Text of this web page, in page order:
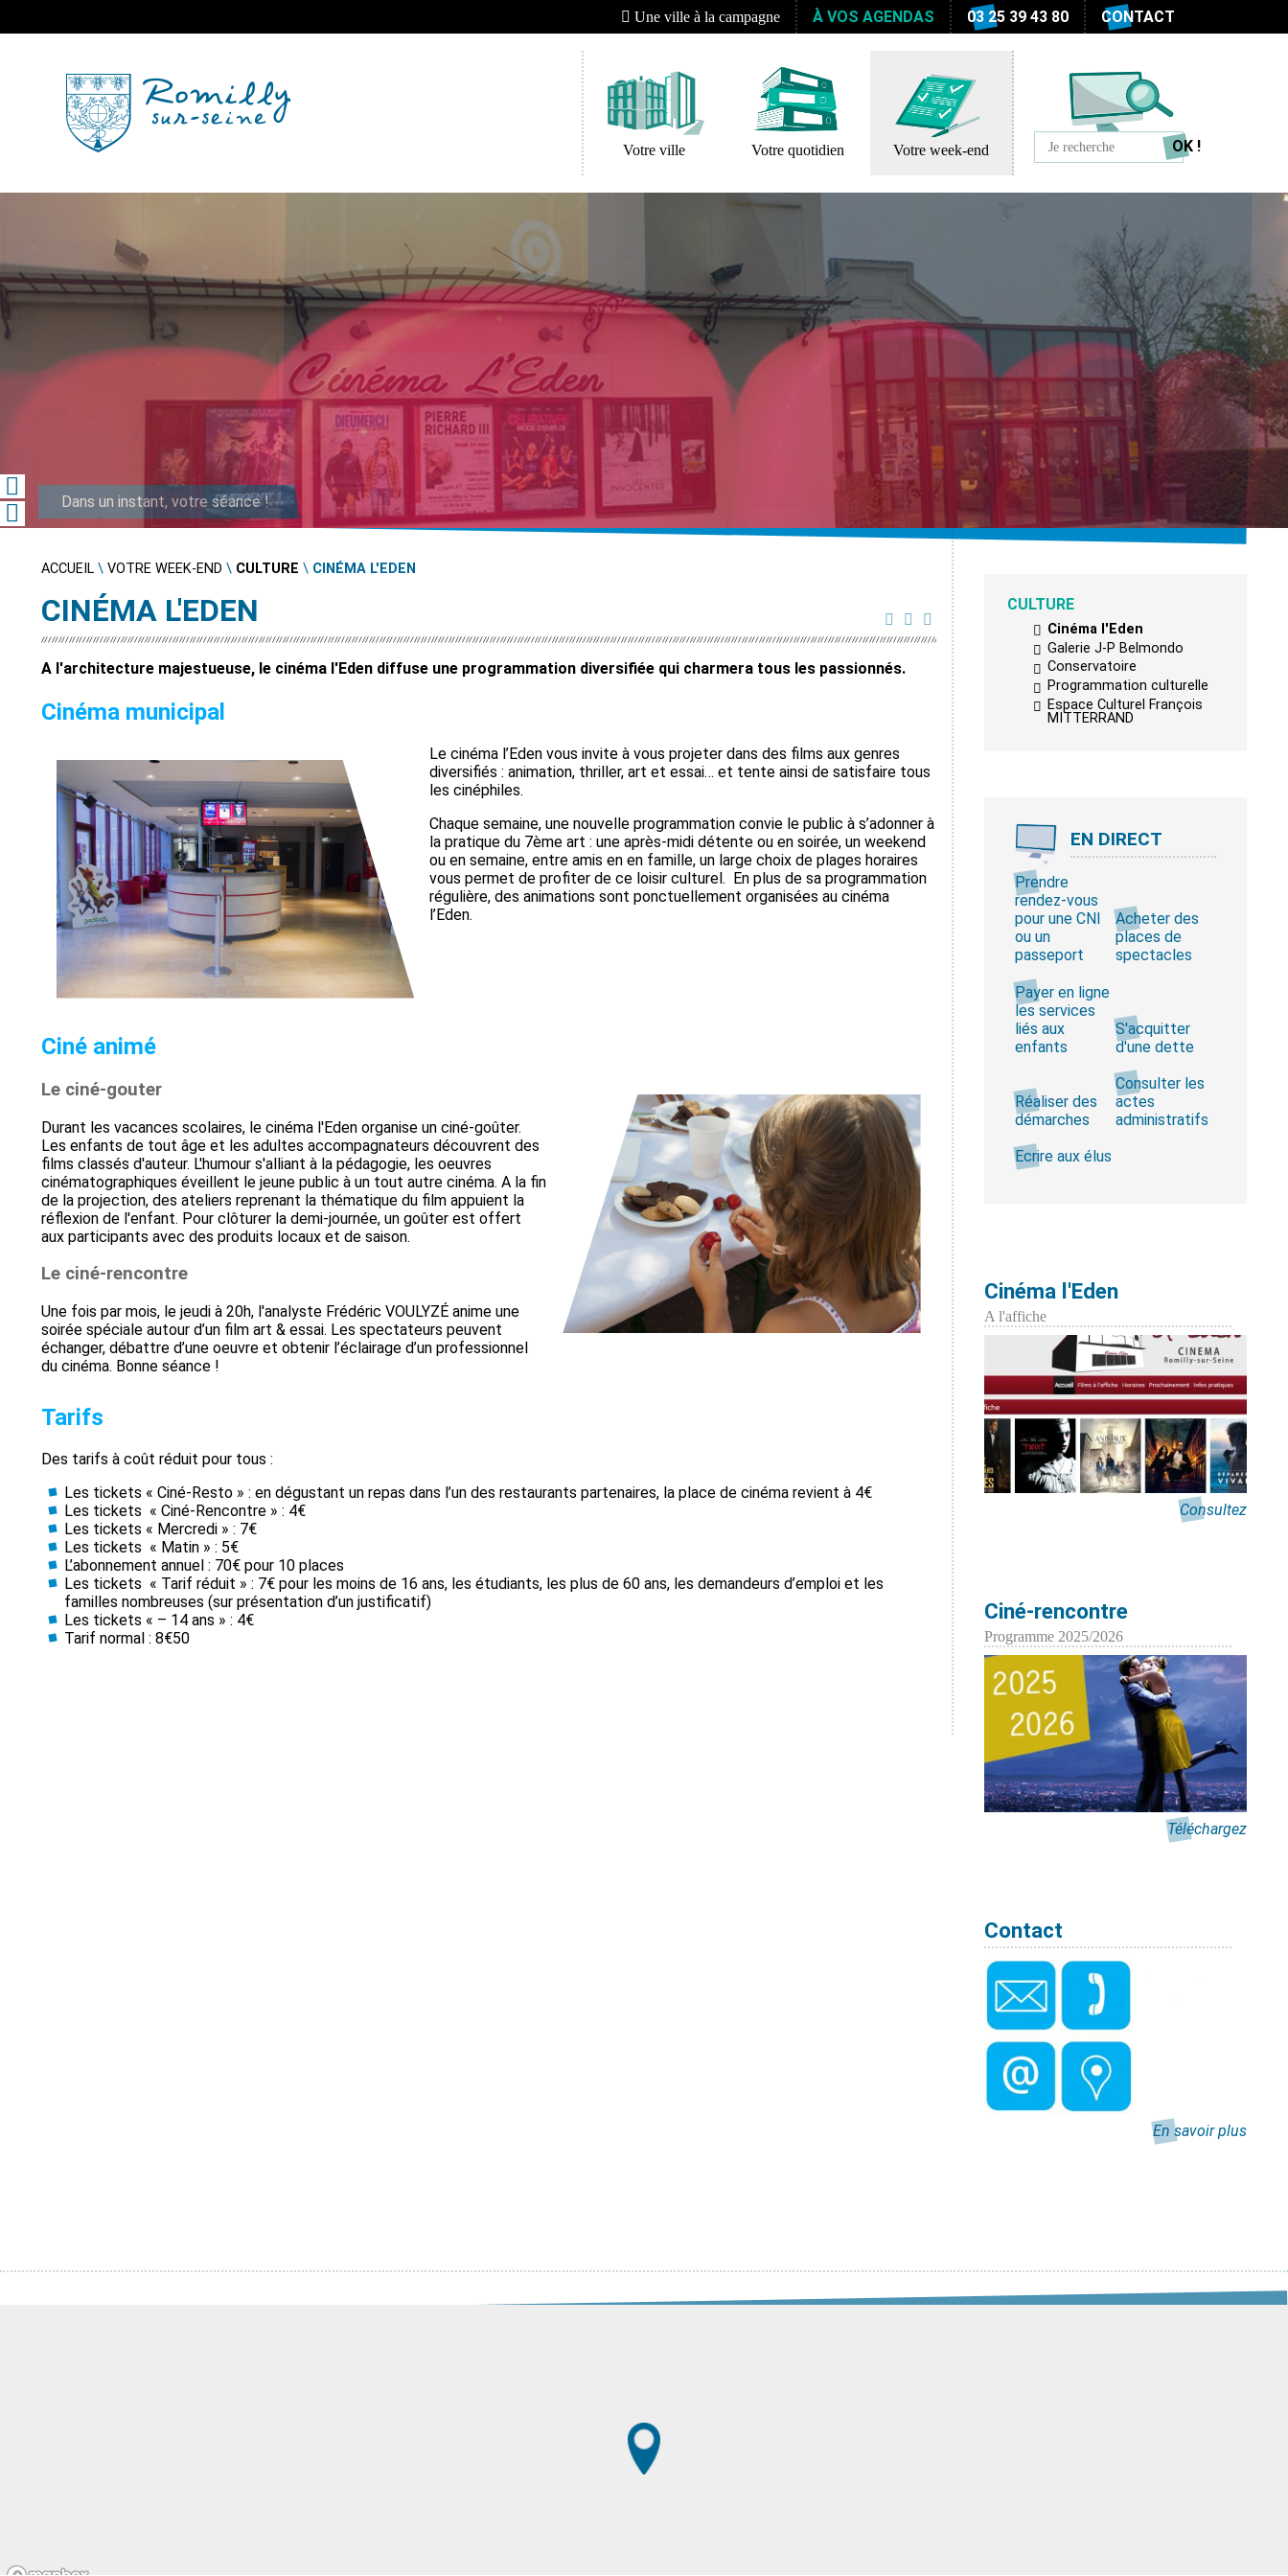
Une ville à la campagne À VOS AGENDAS 03 25 39 43 80 CONTACT
Votre ville Votre quotidien Votre week-end


ACCUEIL\ VOTRE WEEK-END \ CULTURE \ CINÉMA L'EDEN
CINÉMA L'EDEN
A l'architecture majestueuse, le cinéma l'Eden diffuse une programmation diversifiée qui charmera tous les passionnés.
Cinéma municipal
Le cinéma l’Eden vous invite à vous projeter dans des films aux genres
diversifiés : animation, thriller, art et essai… et tente ainsi de satisfaire tous
les cinéphiles.
Chaque semaine, une nouvelle programmation convie le public à s’adonner à
la pratique du 7ème art : une après-midi détente ou en soirée, un weekend
ou en semaine, entre amis en en famille, un large choix de plages horaires
vous permet de profiter de ce loisir culturel. En plus de sa programmation
régulière, des animations sont ponctuellement organisées au cinéma
l’Eden.
Ciné animé
Le ciné-gouter
Durant les vacances scolaires, le cinéma l'Eden organise un ciné-goûter.
Les enfants de tout âge et les adultes accompagnateurs découvrent des
films classés d'auteur. L'humour s'alliant à la pédagogie, les oeuvres
cinématographiques éveillent le jeune public à un tout autre cinéma. A la fin
de la projection, des ateliers reprenant la thématique du film appuient la
réflexion de l'enfant. Pour clôturer la demi-journée, un goûter est offert
aux participants avec des produits locaux et de saison.
Le ciné-rencontre
Une fois par mois, le jeudi à 20h, l'analyste Frédéric VOULYZÉ anime une
soirée spéciale autour d’un film art & essai. Les spectateurs peuvent
échanger, débattre d’une oeuvre et obtenir l’éclairage d’un professionnel
du cinéma. Bonne séance !
Tarifs
Des tarifs à coût réduit pour tous :
Les tickets « Ciné-Resto » : en dégustant un repas dans l’un des restaurants partenaires, la place de cinéma revient à 4€
Les tickets « Ciné-Rencontre » : 4€
Les tickets « Mercredi » : 7€
Les tickets « Matin » : 5€
L’abonnement annuel : 70€ pour 10 places
Les tickets « Tarif réduit » : 7€ pour les moins de 16 ans, les étudiants, les plus de 60 ans, les demandeurs d’emploi et les
familles nombreuses (sur présentation d’un justificatif)
Les tickets « – 14 ans » : 4€
Tarif normal : 8€50
CULTURE
Cinéma l'Eden
Galerie J-P Belmondo
Conservatoire
Programmation culturelle
Espace Culturel François
MITTERRAND
EN DIRECT
Prendre
rendez-vous
pour une CNI
ou un
passeport
Acheter des
places de
spectacles
Payer en ligne
les services
liés aux
enfants
S'acquitter
d'une dette
Réaliser des
démarches
Consulter les
actes
administratifs
Ecrire aux élus
Cinéma l'Eden
A l'affiche
Consultez
Ciné-rencontre
Programme 2025/2026
Téléchargez
Contact
En savoir plus